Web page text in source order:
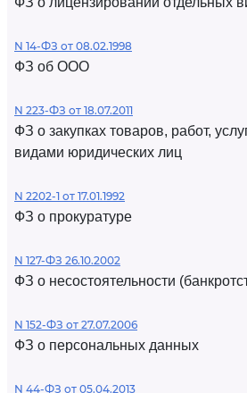
N 14-ФЗ от 08.02.1998
ФЗ об ООО
N 223-ФЗ от 18.07.2011
ФЗ о закупках товаров, работ,
видами юридических лиц
N 2202-1 от 17.01.1992
ФЗ о прокуратуре
N 127-ФЗ 26.10.2002
ФЗ о несостоятельности
N 152-ФЗ от 27.07.2006
ФЗ о персональных данных
N 44-ФЗ от 05.04.2013